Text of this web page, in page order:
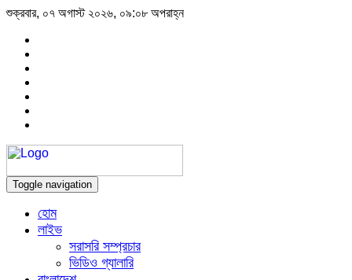
শুক্রবার, ০৭ অগাস্ট ২০২৬, ০৯:০৮ অপরাহ্ন
Toggle navigation
হোম
লাইভ
সরাসরি সম্প্রচার
ভিডিও গ্যালারি